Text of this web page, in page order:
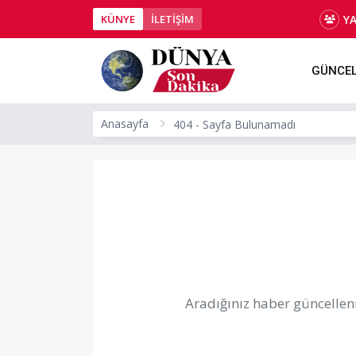
KÜNYE İLETİŞİM
Anasayfa 404 - Sayfa Bulunamadı
Aradığınız haber